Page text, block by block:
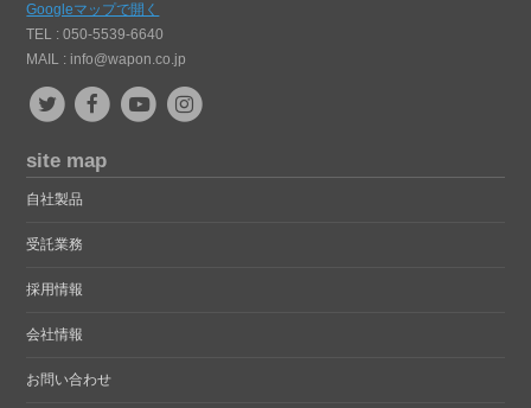
Googleマップで開く
TEL : 050-5539-6640
MAIL : info@wapon.co.jp
site map
自社製品
受託業務
採用情報
会社情報
お問い合わせ